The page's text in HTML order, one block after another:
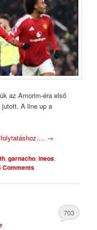
az Amorim-éra első
A line up a
→
,garnacho,ineos,
Comments
703